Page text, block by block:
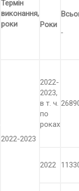
Термін
виконання,
роки
Роки
2022-2023
2022-
2023,
в т. ч.
по
роках
2022